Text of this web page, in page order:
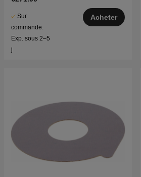
Sur
commande.
Exp. sous 2–5
j
Acheter